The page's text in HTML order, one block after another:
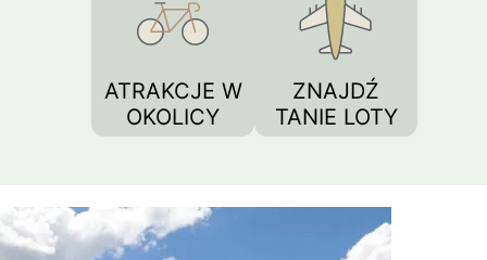
ATRAKCJE W
OKOLICY
ZNAJDŹ
TANIE LOTY